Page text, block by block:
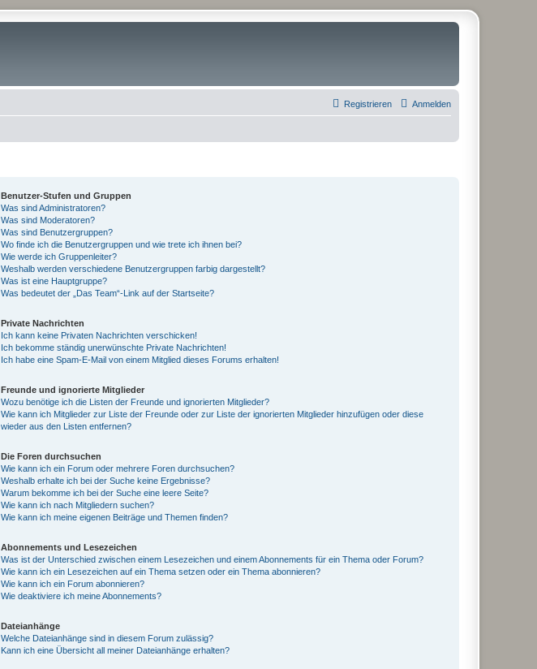
Anmelden
Registrieren
Benutzer-Stufen und Gruppen
Was sind Administratoren?
Was sind Moderatoren?
Was sind Benutzergruppen?
Wo finde ich die Benutzergruppen und wie trete ich ihnen bei?
Wie werde ich Gruppenleiter?
Weshalb werden verschiedene Benutzergruppen farbig dargestellt?
Was ist eine Hauptgruppe?
Was bedeutet der „Das Team“-Link auf der Startseite?
Private Nachrichten
Ich kann keine Privaten Nachrichten verschicken!
Ich bekomme ständig unerwünschte Private Nachrichten!
Ich habe eine Spam-E-Mail von einem Mitglied dieses Forums erhalten!
Freunde und ignorierte Mitglieder
Wozu benötige ich die Listen der Freunde und ignorierten Mitglieder?
Wie kann ich Mitglieder zur Liste der Freunde oder zur Liste der ignorierten Mitglieder hinzufügen oder diese
wieder aus den Listen entfernen?
Die Foren durchsuchen
Wie kann ich ein Forum oder mehrere Foren durchsuchen?
Weshalb erhalte ich bei der Suche keine Ergebnisse?
Warum bekomme ich bei der Suche eine leere Seite?
Wie kann ich nach Mitgliedern suchen?
Wie kann ich meine eigenen Beiträge und Themen finden?
Abonnements und Lesezeichen
Was ist der Unterschied zwischen einem Lesezeichen und einem Abonnements für ein Thema oder Forum?
Wie kann ich ein Lesezeichen auf ein Thema setzen oder ein Thema abonnieren?
Wie kann ich ein Forum abonnieren?
Wie deaktiviere ich meine Abonnements?
Dateianhänge
Welche Dateianhänge sind in diesem Forum zulässig?
Kann ich eine Übersicht all meiner Dateianhänge erhalten?